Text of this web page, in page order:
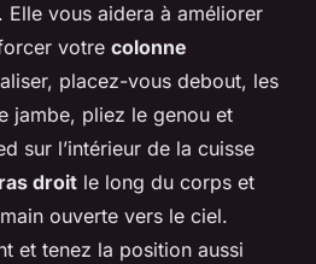
Elle vous aidera à améliorer
votre colonne
placez-vous debout, les
jambe, pliez le genou et
sur l’intérieur de la cuisse
droit le long du corps et
ouverte vers le ciel.
et tenez la position aussi